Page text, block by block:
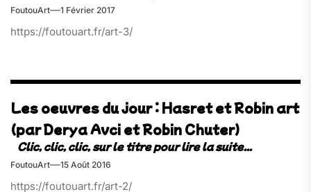
FoutouArt 1 Février 2017
https://foutouart.fr/art-3/
Les oeuvres du jour : Hasret et Robin art
(par Derya Avci et Robin Chuter)
FoutouArt 15 Août 2016
https://foutouart.fr/art-2/